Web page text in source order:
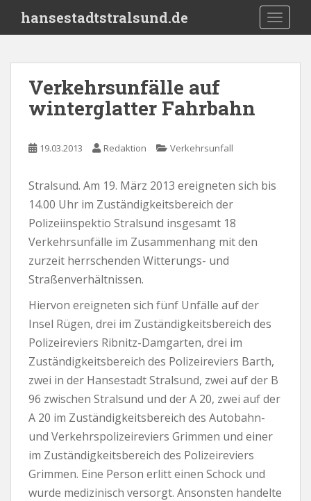
i
hansestadtstralsund.de
Verkehrsunfälle auf
winterglatter Fahrbahn
19.03.2013 Redaktion Verkehrsunfall
Stralsund. Am 19. März 2013 ereigneten sich bis
14.00 Uhr im Zuständigkeitsbereich der
Polizeiinspektio Stralsund insgesamt 18
Verkehrsunfälle im Zusammenhang mit den
zurzeit herrschenden Witterungs- und
Straßenverhältnissen.
Hiervon ereigneten sich fünf Unfälle auf der
Insel Rügen, drei im Zuständigkeitsbereich des
Polizeireviers Ribnitz-Damgarten, drei im
Zuständigkeitsbereich des Polizeireviers Barth,
zwei in der Hansestadt Stralsund, zwei auf der B
96 zwischen Stralsund und der A 20, zwei auf der
A 20 im Zuständigkeitsbereich des Autobahn-
und Verkehrspolizeireviers Grimmen und einer
im Zuständigkeitsbereich des Polizeireviers
Grimmen. Eine Person erlitt einen Schock und
wurde medizinisch versorgt. Ansonsten handelte